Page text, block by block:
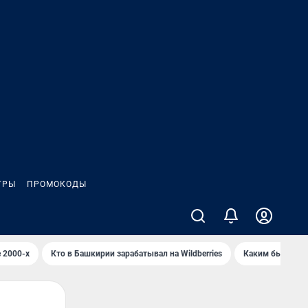
ПРОМОКОДЫ
2000-х Кто в Башкирии зарабатывал на Wildberries Каким было